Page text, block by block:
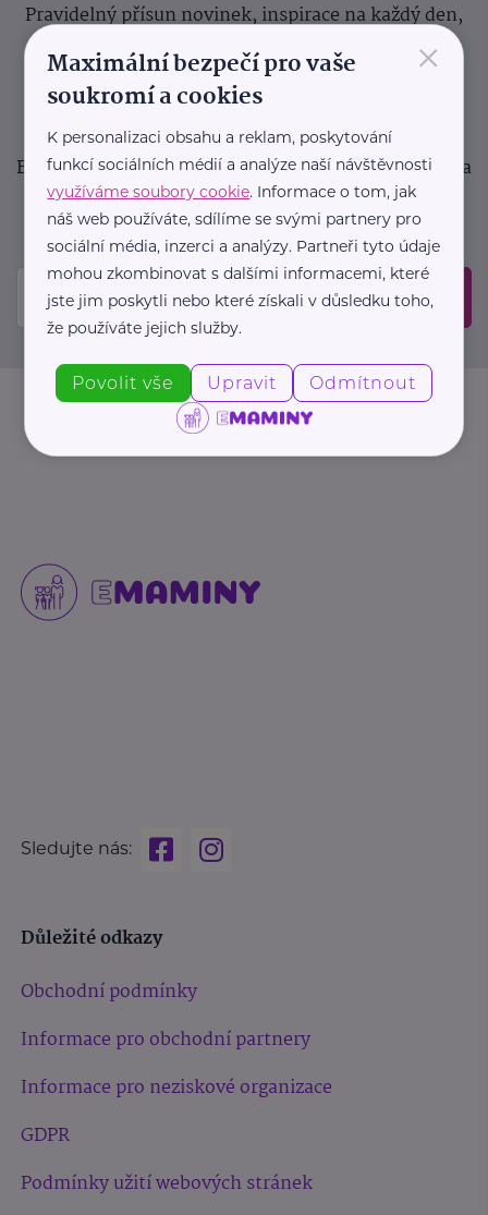
Pravidelný přísun novinek, inspirace na každý den,
podpora pro rodiče i sdílení zkušeností. Takový je
Newsletter webu eMaminy.cz. Přihlaste se k jeho
odběru a čtěte o tématech, které vám pomohou
v náročném období nebo zpříjemní rodinný život.
Buďte první, kdo se dozví o nových článcích, akcích a
událostech. Prosíme, potvrďte odběr ve vaší e-
mailové schránce.
Odeslat
Sledujte nás:
Důležité odkazy
Obchodní podmínky
Informace pro obchodní partnery
Informace pro neziskové organizace
GDPR
Podmínky užití webových stránek
×
Maximální bezpečí pro vaše
soukromí a cookies
K personalizaci obsahu a reklam, poskytování
funkcí sociálních médií a analýze naší návštěvnosti
využíváme soubory cookie. Informace o tom, jak
náš web používáte, sdílíme se svými partnery pro
sociální média, inzerci a analýzy. Partneři tyto údaje
mohou zkombinovat s dalšími informacemi, které
jste jim poskytli nebo které získali v důsledku toho,
že používáte jejich služby.
Povolit vše Upravit Odmítnout